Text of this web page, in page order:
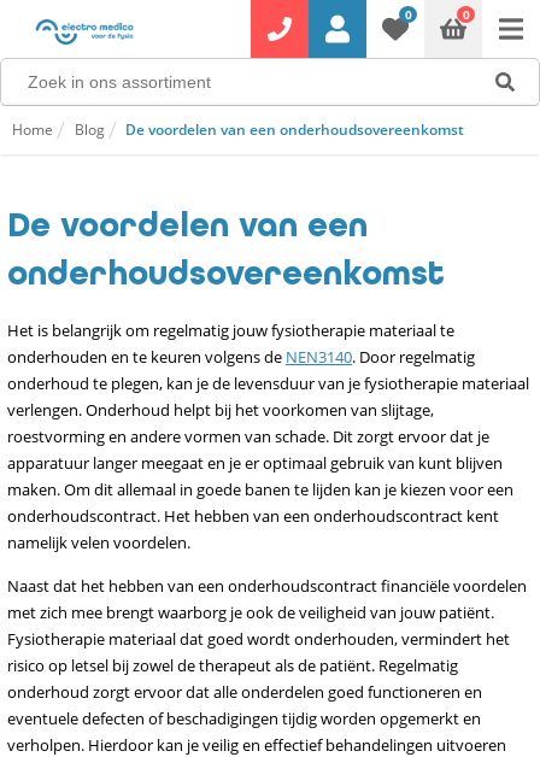
0 0
Home Blog De voordelen van een onderhoudsovereenkomst
De voordelen van een
onderhoudsovereenkomst
Het is belangrijk om regelmatig jouw fysiotherapie materiaal te
onderhouden en te keuren volgens de NEN3140. Door regelmatig
onderhoud te plegen, kan je de levensduur van je fysiotherapie materiaal
verlengen. Onderhoud helpt bij het voorkomen van slijtage,
roestvorming en andere vormen van schade. Dit zorgt ervoor dat je
apparatuur langer meegaat en je er optimaal gebruik van kunt blijven
maken. Om dit allemaal in goede banen te lijden kan je kiezen voor een
onderhoudscontract. Het hebben van een onderhoudscontract kent
namelijk velen voordelen.
Naast dat het hebben van een onderhoudscontract financiële voordelen
met zich mee brengt waarborg je ook de veiligheid van jouw patiënt.
Fysiotherapie materiaal dat goed wordt onderhouden, vermindert het
risico op letsel bij zowel de therapeut als de patiënt. Regelmatig
onderhoud zorgt ervoor dat alle onderdelen goed functioneren en
eventuele defecten of beschadigingen tijdig worden opgemerkt en
verholpen. Hierdoor kan je veilig en effectief behandelingen uitvoeren